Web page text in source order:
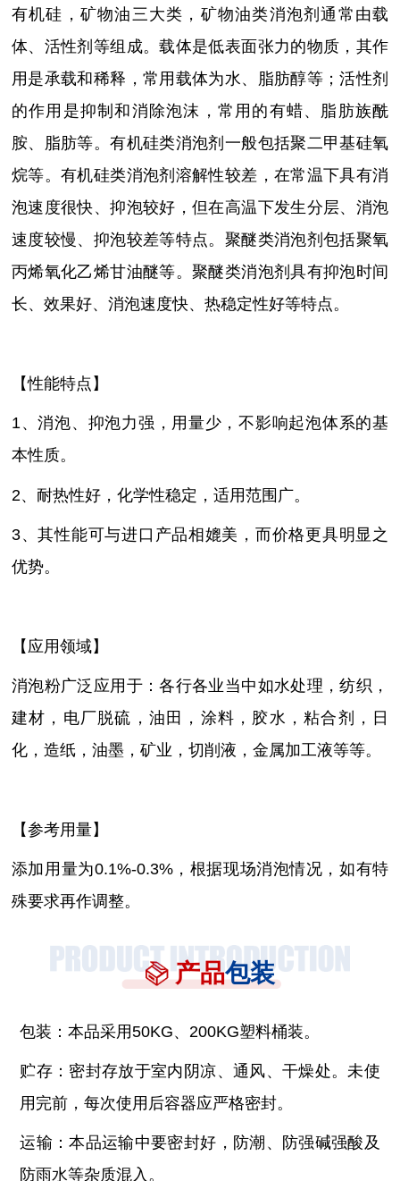
有机硅，矿物油三大类， 矿物油类消泡剂通常由载
体、活性剂等组成。载体是低表面张力的物质，其作
用是承载和稀释，常用载体为水、脂肪醇等；活性剂
的作用是抑制和消除泡沫，常用的有蜡、脂肪族酰
胺、脂肪等。有机硅类消泡剂一般包括聚二甲基硅氧
烷等。有机硅类消泡剂溶解性较差，在常温下具有消
泡速度很快、抑泡较好，但在高温下发生分层、消泡
速度较慢、抑泡较差等特点。聚醚类消泡剂包括聚氧
丙烯氧化乙烯甘油醚等。聚醚类消泡剂具有抑泡时间
长、效果好、消泡速度快、热稳定性好等特点。
【性能特点】
1、消泡、抑泡力强，用量少，不影响起泡体系的基
本性质。
2、耐热性好，化学性稳定，适用范围广。
3、其性能可与进口产品相媲美，而价格更具明显之
优势。
【应用领域】
消泡粉广泛应用于：各行各业当中如水处理，纺织，
建材，电厂脱硫，油田，涂料，胶水，粘合剂，日
化，造纸，油墨，矿业，切削液，金属加工液等等。
【参考用量】
添加用量为0.1%-0.3%，根据现场消泡情况，如有特
殊要求再作调整。
产品包装
包装：本品采用50KG、200KG塑料桶装。
贮存：密封存放于室内阴凉、通风、干燥处。未使
用完前，每次使用后容器应严格密封。
运输：本品运输中要密封好，防潮、防强碱强酸及
防雨水等杂质混入。